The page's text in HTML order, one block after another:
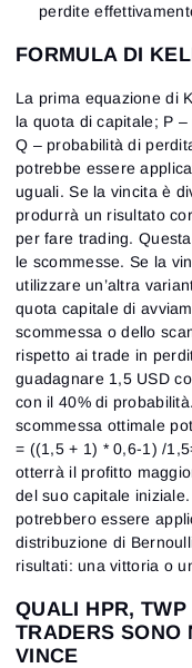
perdite
FORMULA DI
La prima equazione di
la quota di capitale; P
Q – probabilità di
potrebbe essere
uguali. Se la vincita è
produrrà un risultato
per fare trading.
le scommesse. Se la
utilizzare un’altra
quota capitale di
scommessa o dello
rispetto ai trade in
guadagnare 1,5 USD
con il 40% di
scommessa ottimale
= ((1,5 + 1) * 0,6-1) /
otterrà il profitto
del suo capitale
potrebbero essere
distribuzione di
risultati: una vittoria o
QUALI HPR,
TRADERS SONO
VINCE